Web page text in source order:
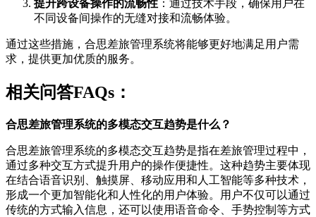
提升跨设备操作的流畅性 ：通过技术手段，确保用户在
不同设备间操作的无缝对接和流畅体验。
通过这些措施，合思差旅管理系统将能够更好地满足用户需
求，提供更加优质的服务。
相关问答FAQs：
合思差旅管理系统的多模态交互趋势是什么？
合思差旅管理系统的多模态交互趋势是指在差旅管理过程中，
通过多种交互方式提升用户的操作便捷性。这种趋势主要体现
在结合语音识别、触摸屏、移动应用和人工智能等多种技术，
形成一个更加智能化和人性化的用户体验。用户不仅可以通过
传统的方式输入信息，还可以使用语音命令、手势控制等方式